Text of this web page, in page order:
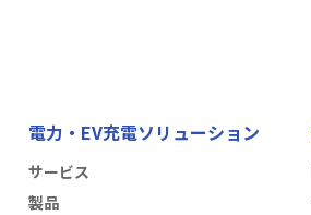
電力・EV充電ソリューション
サービス
製品